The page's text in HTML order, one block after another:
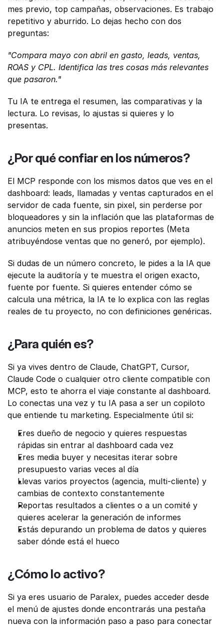
mes previo, top campañas, observaciones. Es trabajo
repetitivo y aburrido. Lo dejas hecho con dos
preguntas:
"Compara mayo con abril en gasto, leads, ventas,
ROAS y CPL. Identifica las tres cosas más relevantes
que pasaron."
Tu IA te entrega el resumen, las comparativas y la
lectura. Lo revisas, lo ajustas si quieres y lo
presentas.
¿Por qué confiar en los números?
El MCP responde con los mismos datos que ves en el
dashboard: leads, llamadas y ventas capturados en el
servidor de cada fuente, sin pixel, sin perderse por
bloqueadores y sin la inflación que las plataformas de
anuncios meten en sus propios reportes (Meta
atribuyéndose ventas que no generó, por ejemplo).
Si dudas de un número concreto, le pides a la IA que
ejecute la auditoría y te muestra el origen exacto,
fuente por fuente. Si quieres entender cómo se
calcula una métrica, la IA te lo explica con las reglas
reales de tu proyecto, no con definiciones genéricas.
¿Para quién es?
Si ya vives dentro de Claude, ChatGPT, Cursor,
Claude Code o cualquier otro cliente compatible con
MCP, esto te ahorra el viaje constante al dashboard.
Lo conectas una vez y tu IA pasa a ser un copiloto
que entiende tu marketing. Especialmente útil si:
Eres dueño de negocio y quieres respuestas
rápidas sin entrar al dashboard cada vez
Eres media buyer y necesitas iterar sobre
presupuesto varias veces al día
Llevas varios proyectos (agencia, multi-cliente) y
cambias de contexto constantemente
Reportas resultados a clientes o a un comité y
quieres acelerar la generación de informes
Estás depurando un problema de datos y quieres
saber dónde está el hueco
¿Cómo lo activo?
Si ya eres usuario de Paralex, puedes acceder desde
el menú de ajustes donde encontrarás una pestaña
nueva con la información paso a paso para conectar